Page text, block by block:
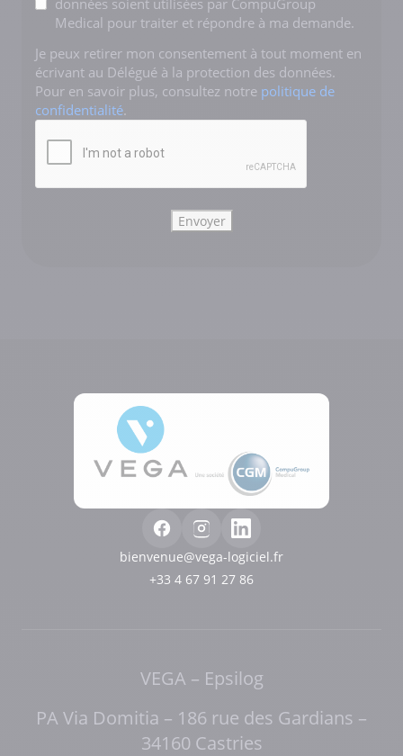
*
Medical pour traiter et répondre à ma demande.
Je peux retirer mon consentement à tout moment en
écrivant au Délégué à la protection des données.
Pour en savoir plus, consultez notre politique de
confidentialité.
Envoyer
bienvenue@vega-logiciel.fr
+33 4 67 91 27 86
VEGA – Epsilog
PA Via Domitia – 186 rue des Gardians –
34160 Castries